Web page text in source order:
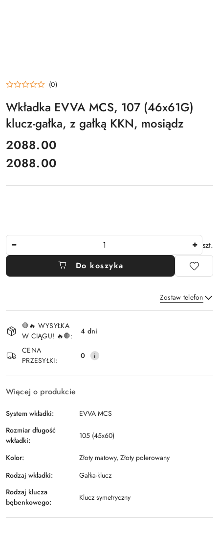
(0)
Wkładka EVVA MCS, 107 (46x61G)
klucz-gałka, z gałką KKN, mosiądz
cena:
2088.00
Cena:
2088.00
szt.
Do koszyka
Zostaw telefon
i
dostawa
🛑🔥 WYSYŁKA
W CIĄGU! 🔥🛑:
4 dni
CENA
PRZESYŁKI:
0
Więcej o produkcie
System wkładki:
EVVA MCS
Rozmiar długość
wkładki:
105 (45x60)
Kolor:
Złoty matowy, Złoty polerowany
Rodzaj wkładki:
Gałka-klucz
Rodzaj klucza
bębenkowego:
Klucz symetryczny